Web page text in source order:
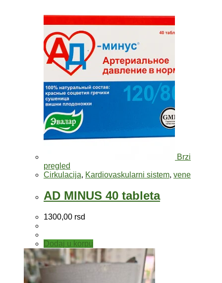
Brzi
pregled
Cirkulacija, Kardiovaskularni sistem, vene
AD MINUS 40 tableta
1300,00 rsd
Dodaj u korpu